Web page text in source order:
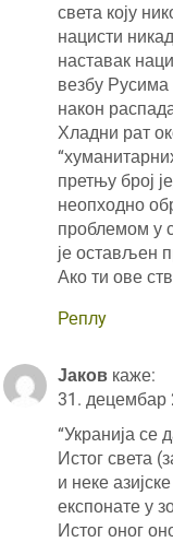
света коју
нацисти
наставак
везбу Русима
након
Хладни рат
претњу број
неопходно
проблемом у
је остављен
Ако ти ове
Реплy
Јаков каже:
31. децембар
“Укранија се
Истог света
и неке
експонате у
Истог оног